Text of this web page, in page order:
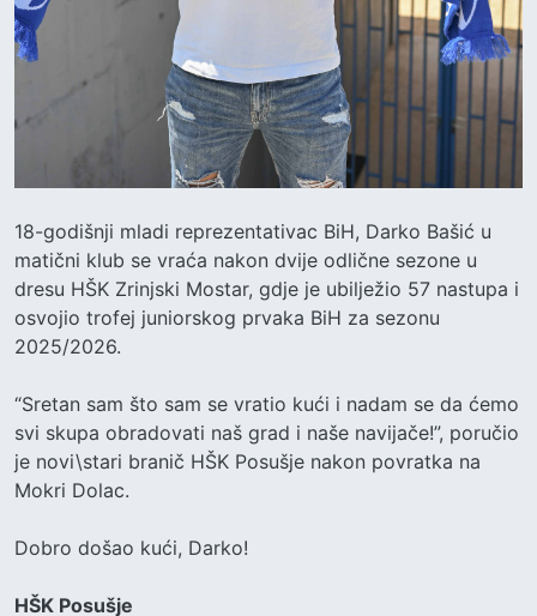
18-godišnji mladi reprezentativac BiH, Darko Bašić u
matični klub se vraća nakon dvije odlične sezone u
dresu HŠK Zrinjski Mostar, gdje je ubilježio 57 nastupa i
osvojio trofej juniorskog prvaka BiH za sezonu
2025/2026.
“Sretan sam što sam se vratio kući i nadam se da ćemo
svi skupa obradovati naš grad i naše navijače!”, poručio
je novi\stari branič HŠK Posušje nakon povratka na
Mokri Dolac.
Dobro došao kući, Darko!
HŠK Posušje